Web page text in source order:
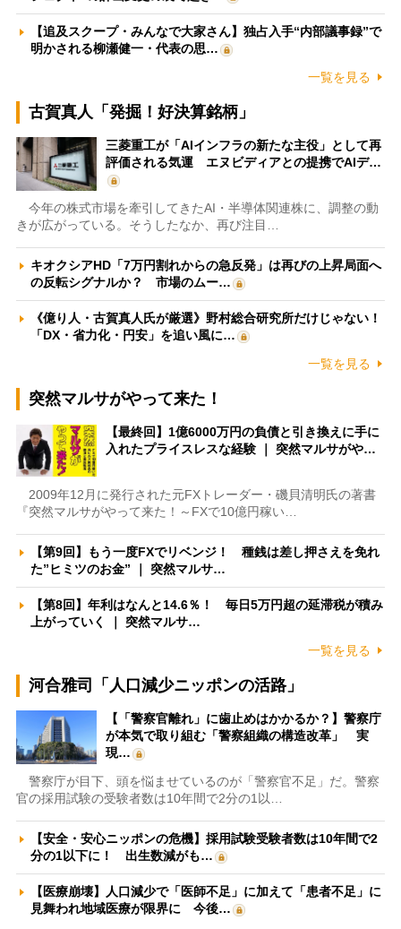
【追及スクープ・みんなで大家さん】独占入手“内部議事録”で
明かされる柳瀬健一・代表の思…
一覧を見る
古賀真人「発掘！好決算銘柄」
三菱重工が「AIインフラの新たな主役」として再
評価される気運 エヌビディアとの提携でAIデ…
今年の株式市場を牽引してきたAI・半導体関連株に、調整の動
きが広がっている。そうしたなか、再び注目…
キオクシアHD「7万円割れからの急反発」は再びの上昇局面へ
の反転シグナルか？ 市場のムー…
《億り人・古賀真人氏が厳選》野村総合研究所だけじゃない！
「DX・省力化・円安」を追い風に…
一覧を見る
突然マルサがやって来た！
【最終回】1億6000万円の負債と引き換えに手に
入れたプライスレスな経験 ｜ 突然マルサがや…
2009年12月に発行された元FXトレーダー・磯貝清明氏の著書
『突然マルサがやって来た！～FXで10億円稼い…
【第9回】もう一度FXでリベンジ！ 種銭は差し押さえを免れ
た”ヒミツのお金” ｜ 突然マルサ…
【第8回】年利はなんと14.6％！ 毎日5万円超の延滞税が積み
上がっていく ｜ 突然マルサ…
一覧を見る
河合雅司「人口減少ニッポンの活路」
【「警察官離れ」に歯止めはかかるか？】警察庁
が本気で取り組む「警察組織の構造改革」 実
現…
警察庁が目下、頭を悩ませているのが「警察官不足」だ。警察
官の採用試験の受験者数は10年間で2分の1以…
【安全・安心ニッポンの危機】採用試験受験者数は10年間で2
分の1以下に！ 出生数減がも…
【医療崩壊】人口減少で「医師不足」に加えて「患者不足」に
見舞われ地域医療が限界に 今後…